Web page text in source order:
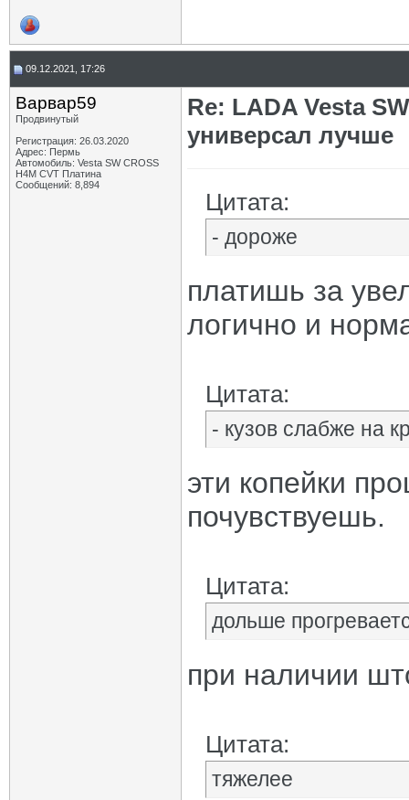
09.12.2021, 17:26
Варвар59
Продвинутый
Регистрация: 26.03.2020
Адрес: Пермь
Автомобиль: Vesta SW CROSS
H4M CVT Платина
Сообщений: 8,894
Re: LADA Vesta
универсал лучше
Цитата:
- дороже
платишь за
логично и
Цитата:
- кузов слабже на
эти копейки
почувствуешь.
Цитата:
дольше
при наличии
Цитата:
тяжелее